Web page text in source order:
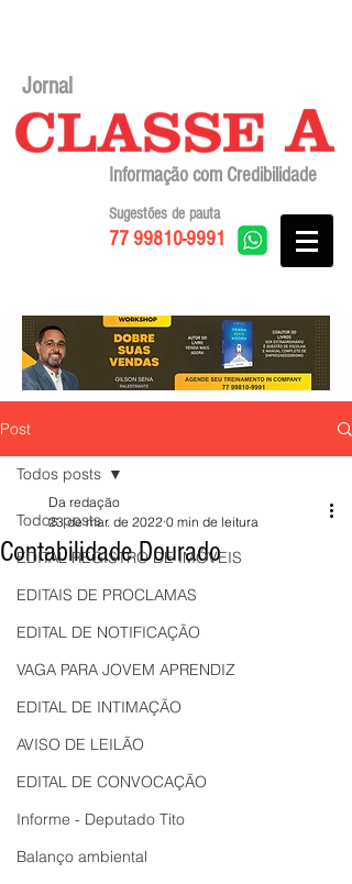
Jornal
Informação com Credibilidade
77 99810-9991
Sugestões de pauta
Post
Todos posts
EDITAL REGISTRO DE IMÓVEIS
EDITAIS DE PROCLAMAS
EDITAL DE NOTIFICAÇÃO
VAGA PARA JOVEM APRENDIZ
EDITAL DE INTIMAÇÃO
AVISO DE LEILÃO
EDITAL DE CONVOCAÇÃO
Informe - Deputado Tito
Balanço ambiental
Todos posts
Contabilidade Dourado
Da redação
23 de mar. de 2022 0 min de leitura